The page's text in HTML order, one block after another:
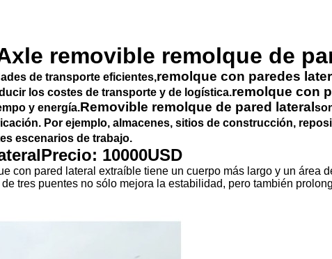
removible remolque de
de transporte eficientes,remolque con paredes
los costes de transporte y de logística.remolque con
y energía.Removible remolque de pared lateral
Por ejemplo, almacenes, sitios de construcción,
escenarios de trabajo.
Precio: 10000USD
con pared lateral extraíble tiene un cuerpo más largo y un área
tres puentes no sólo mejora la estabilidad, pero también